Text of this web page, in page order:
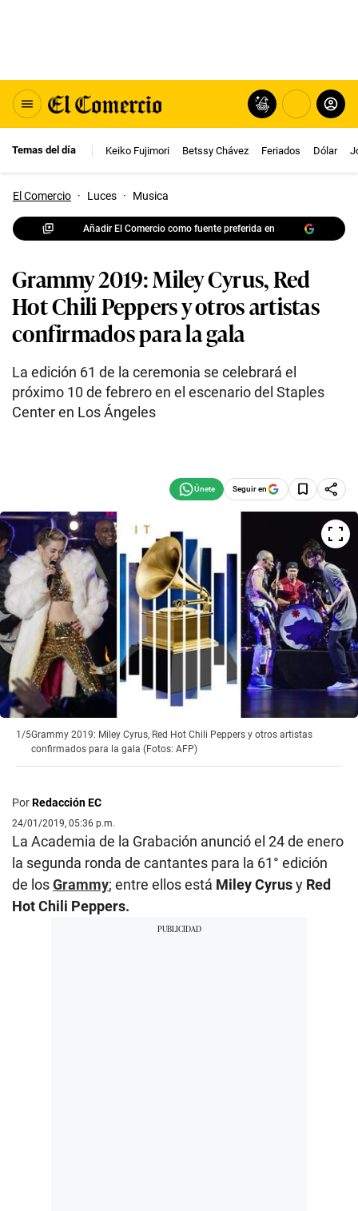
Temas del día Keiko Fujimori Betssy Chávez Feriados Dólar
El Comercio · Luces · Musica
Añadir El Comercio como fuente preferida en
Grammy 2019: Miley Cyrus, Red
Hot Chili Peppers y otros artistas
confirmados para la gala
La edición 61 de la ceremonia se celebrará el
próximo 10 de febrero en el escenario del Staples
Center en Los Ángeles
Seguir en
1/5Grammy 2019: Miley Cyrus, Red Hot Chili Peppers y otros artistas
confirmados para la gala (Fotos: AFP)
PorRedacción EC
24/01/2019, 05:36 p.m.
La Academia de la Grabación anunció el 24 de enero
la segunda ronda de cantantes para la 61° edición
de losGrammy; entre ellos está Miley Cyrusy Red
Hot Chili Peppers.